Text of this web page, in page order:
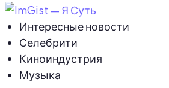
Интересные новости
Селебрити
Киноиндустрия
Музыка